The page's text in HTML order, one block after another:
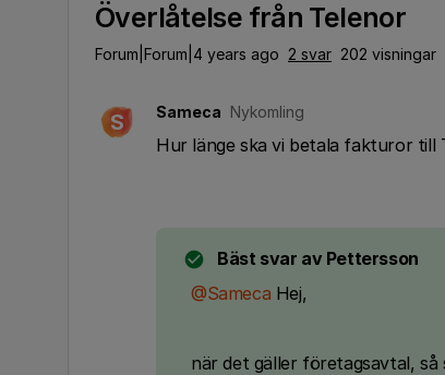
Överlåtelse från Telenor
Forum|Forum|4 years ago 2 svar 202 visningar
S Sameca Nykomling
Hur länge ska vi betala fakturor till
Bäst svar av Pettersson
@Sameca Hej,
när det gäller företagsavtal,